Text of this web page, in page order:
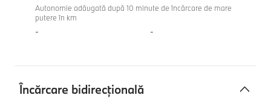
Autonomie adăugată după 10 minute de încărcare de mare
putere în km
- -
Încărcare bidirecțională